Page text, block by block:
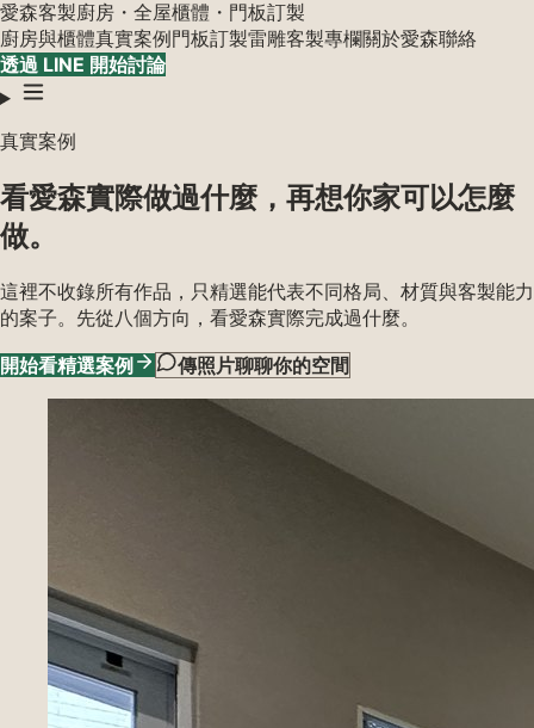
愛森客製廚房・全屋櫃體・門板訂製
廚房與櫃體真實案例門板訂製雷雕客製專欄關於愛森聯絡
透過 LINE 開始討論
真實案例
看愛森實際做過什麼，再想你家可以怎麼
做。
這裡不收錄所有作品，只精選能代表不同格局、材質與客製能力
的案子。先從八個方向，看愛森實際完成過什麼。
開始看精選案例
傳照片聊聊你的空間